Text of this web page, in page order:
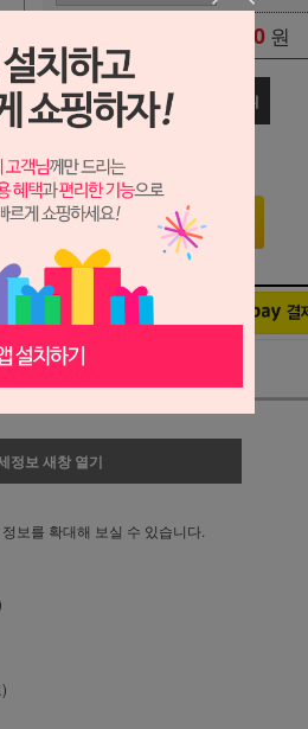
0 원
관심상품 장바구니
정보 새창 열기
보를 확대해 보실 수 있습니다.